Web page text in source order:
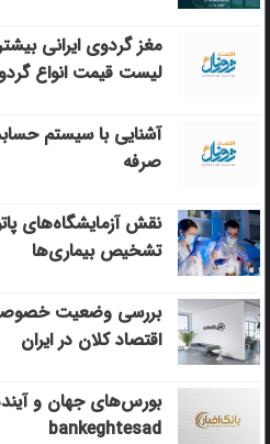
مغز گردوی ایرانی
لیست قیمت انواع گردو
آشنایی با سیستم
صرفه
نقش آزمایشگاه‌های
تشخیص بیماری‌ها
بررسی وضعیت
اقتصاد کلان در ایران
بورس‌های جهان و
bankeghtesad